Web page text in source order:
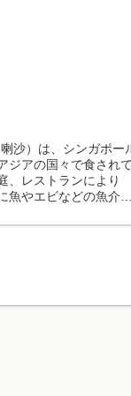
沙）は、シンガポー
ジアの国々で食されて
、レストランにより
やエビなどの魚介か